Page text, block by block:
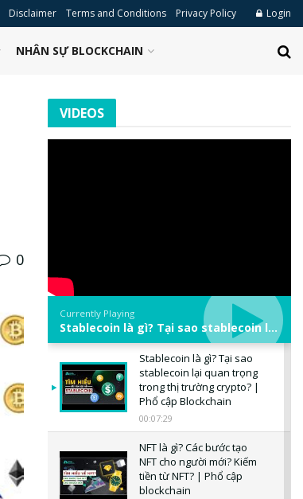
Disclaimer Terms and Conditions Privacy Policy Login
NHÂN SỰ BLOCKCHAIN
0
VIDEOS
Currently Playing
Stablecoin là gì? Tại sao stablecoin lại quan trọng trong thị trường crypto? | Phổ cập Blockchain
Stablecoin là gì? Tại sao
stablecoin lại quan trọng
trong thị trường crypto? |
Phổ cập Blockchain
00:07:29
NFT là gì? Các bước tạo
NFT cho người mới? Kiếm
tiền từ NFT? | Phổ cập
blockchain